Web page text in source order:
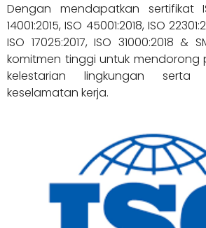
Dengan mendapatkan sertifikat
14001:2015, ISO 45001:2018, ISO
ISO 17025:2017, ISO 31000:2018 &
komitmen tinggi untuk mendorong
kelestarian lingkungan serta
keselamatan kerja.